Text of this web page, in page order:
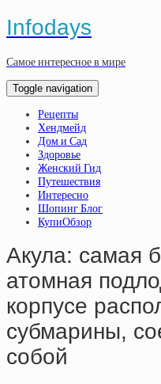
Infodays
Самое интересное в мире
Toggle navigation
Рецепты
Хендмейд
Дом и Сад
Здоровье
Женский Гид
Путешествия
Интересно
Шопинг Блог
КупиОбзор
Акула: самая
атомная
корпусе
субмарины,
собой